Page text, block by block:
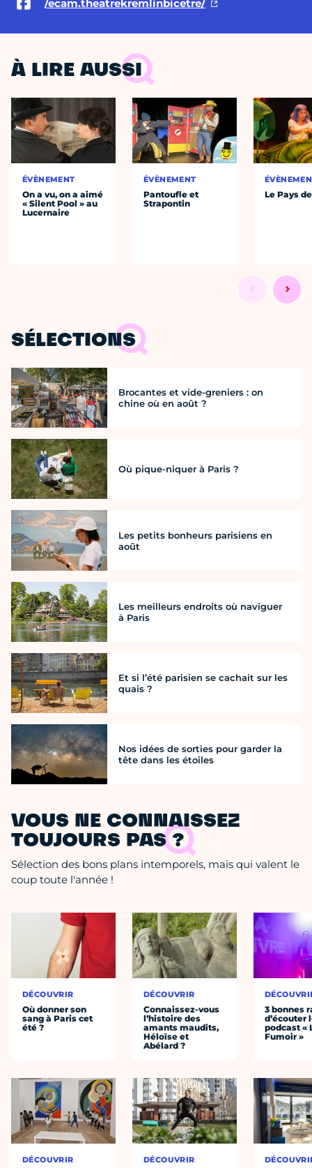
/ecam.theatrekremlinbicetre/
À LIRE AUSSI
ÉVÈNEMENT
On a vu, on a aimé
« Silent Pool » au
Lucernaire
ÉVÈNEMENT
Pantoufle et
Strapontin
Le Pays
SÉLECTIONS
Brocantes et vide-greniers : on
chine où en août ?
Où pique-niquer à Paris ?
Les petits bonheurs parisiens en
août
Les meilleurs endroits où naviguer
à Paris
Et si l’été parisien se cachait sur les
quais ?
Nos idées de sorties pour garder la
tête dans les étoiles
VOUS NE CONNAISSEZ
TOUJOURS PAS ?
Sélection des bons plans intemporels, mais qui valent le
coup toute l'année !
DÉCOUVRIR
Où donner son
sang à Paris cet
été ?
DÉCOUVRIR
DÉCOUVRIR
Connaissez-vous
l’histoire des
amants maudits,
Héloïse et
Abélard ?
DÉCOUVRIR
3 bonnes
d’écouter
podcast «
Fumoir »